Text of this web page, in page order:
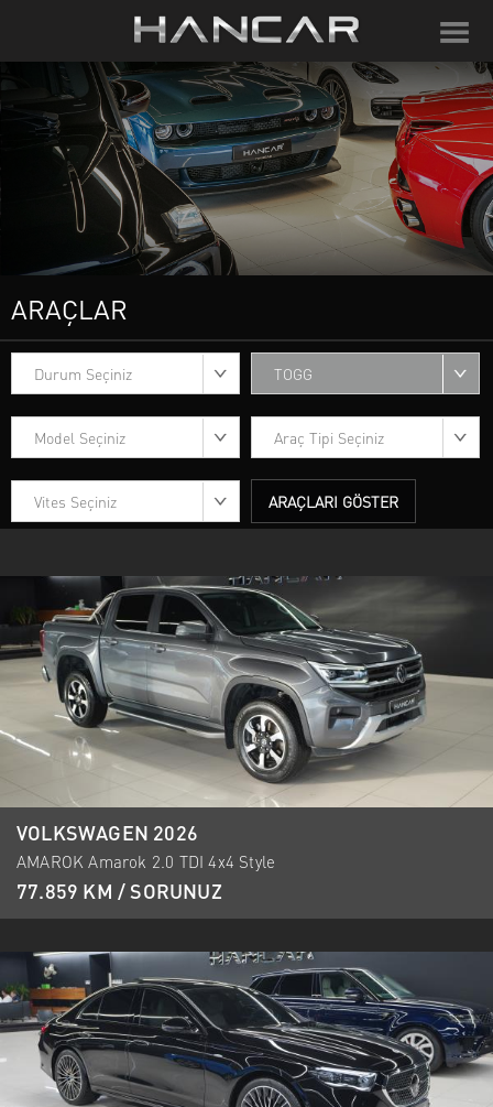
Durum Seçiniz TOGG
Model Seçiniz Araç Tipi Seçiniz
Vites Seçiniz ARAÇLARI GÖSTER
ARAÇLAR
VOLKSWAGEN 2026
AMAROK Amarok 2.0 TDI 4x4 Style
77.859 KM / SORUNUZ